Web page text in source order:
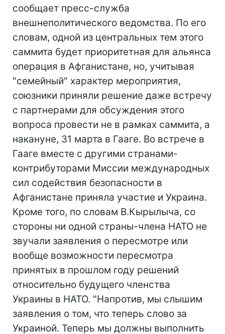
сообщает пресс-служба
внешнеполитического ведомства. По его
словам, одной из центральных тем этого
саммита будет приоритетная для альянса
операция в Афганистане, но, учитывая
"семейный" характер мероприятия,
союзники приняли решение даже встречу
с партнерами для обсуждения этого
вопроса провести не в рамках саммита, а
накануне, 31 марта в Гааге. Во встрече в
Гааге вместе с другими странами-
контрибуторами Миссии международных
сил содействия безопасности в
Афганистане приняла участие и Украина.
Кроме того, по словам В.Кырылыча, со
стороны ни одной страны-члена НАТО не
звучали заявления о пересмотре или
вообще возможности пересмотра
принятых в прошлом году решений
относительно будущего членства
Украины в НАТО. "Напротив, мы слышим
заявления о том, что теперь слово за
Украиной. Теперь мы должны выполнить